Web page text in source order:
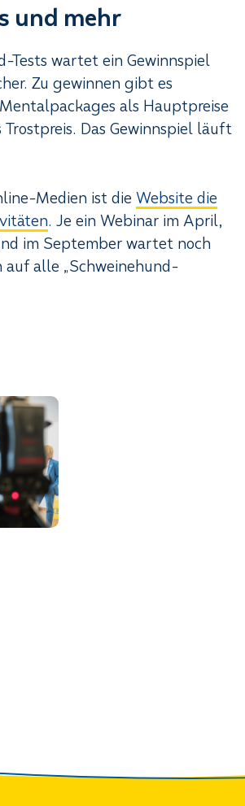
und mehr
Tests wartet ein Gewinnspiel
Zu gewinnen gibt es
als Hauptpreise
Das Gewinnspiel läuft
Medien ist dieWebsite die
. Je ein Webinar im April,
im September wartet noch
alle „Schweinehund-